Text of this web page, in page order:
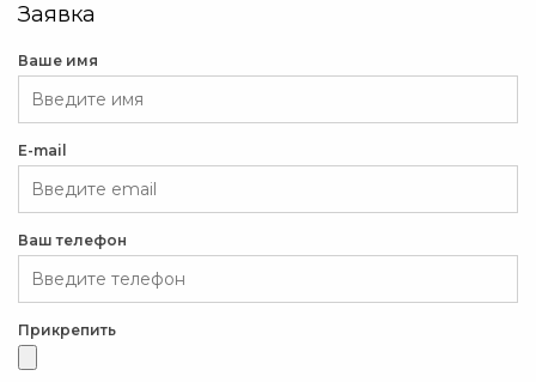
Заявка
Ваше имя
E-mail
Ваш телефон
Прикрепить